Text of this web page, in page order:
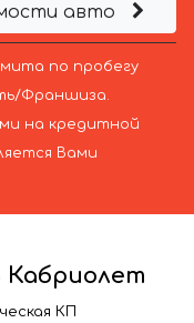
авто
по пробегу
Франшиза.
на кредитной
Вами
Кабриолет
КП